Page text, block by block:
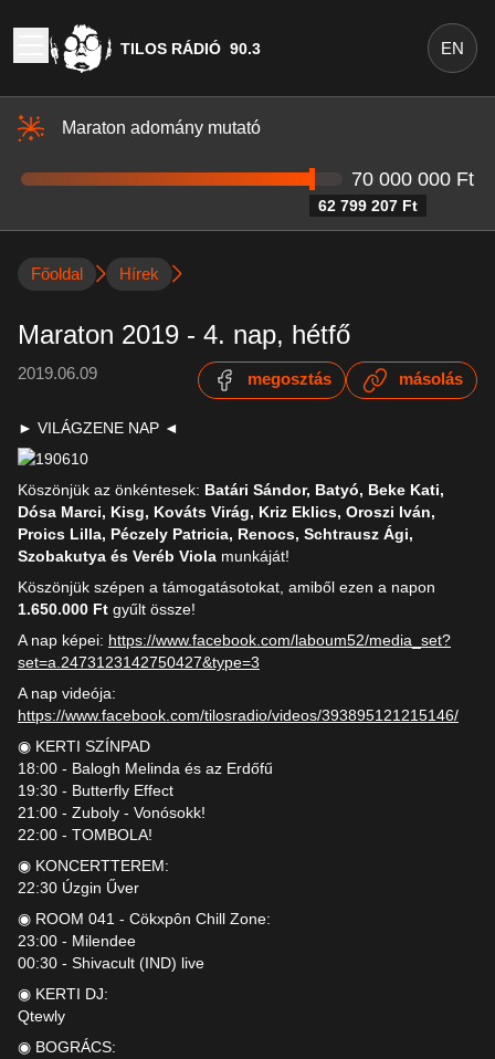
TILOS RÁDIÓ 90.3 EN
Maraton adomány mutató
62 799 207 Ft
70 000 000 Ft
Főoldal Hírek
Maraton 2019 - 4. nap, hétfő
2019.06.09 megosztás másolás
► VILÁGZENE NAP ◄
Köszönjük az önkéntesek: Batári Sándor, Batyó, Beke Kati,
Dósa Marci, Kisg, Kováts Virág, Kriz Eklics, Oroszi Iván,
Proics Lilla, Péczely Patricia, Renocs, Schtrausz Ági,
Szobakutya és Veréb Viola munkáját!
Köszönjük szépen a támogatásotokat, amiből ezen a napon
1.650.000 Ft gyűlt össze!
A nap képei: https://www.facebook.com/laboum52/media_set?
set=a.2473123142750427&type=3
A nap videója:
https://www.facebook.com/tilosradio/videos/393895121215146/
◉ KERTI SZÍNPAD
18:00 - Balogh Melinda és az Erdőfű
19:30 - Butterfly Effect
21:00 - Zuboly - Vonósokk!
22:00 - TOMBOLA!
◉ KONCERTTEREM:
22:30 Úzgin Űver
◉ ROOM 041 - Cökxpôn Chill Zone:
23:00 - Milendee
00:30 - Shivacult (IND) live
◉ KERTI DJ:
Qtewly
◉ BOGRÁCS: